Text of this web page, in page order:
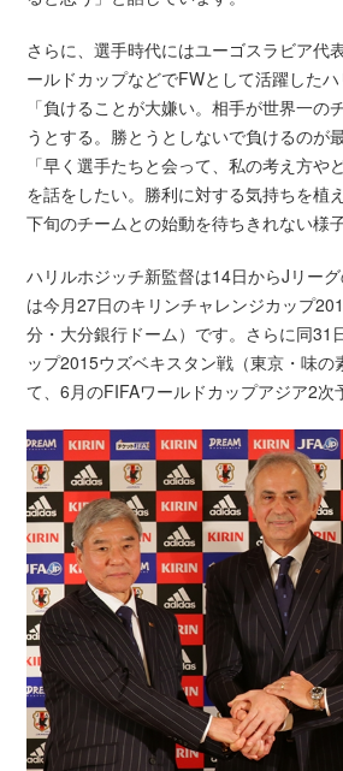
さらに、選手時代にはユーゴスラビア代
ールドカップなどでFWとして活躍したハ
「負けることが大嫌い。相手が世界一の
うとする。勝とうとしないで負けるのが
「早く選手たちと会って、私の考え方や
を話をしたい。勝利に対する気持ちを植
下旬のチームとの始動を待ちきれない様子
ハリルホジッチ新監督は14日からJリー
は今月27日のキリンチャレンジカップ
分・大分銀行ドーム）です。さらに同31
ップ2015ウズベキスタン戦（東京・味の
て、6月のFIFAワールドカップアジア2次